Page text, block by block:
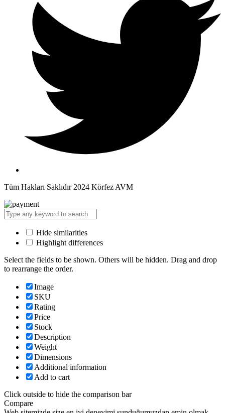
Tüm Hakları Saklıdır 2024 Körfez AVM
Hide similarities
Highlight differences
Select the fields to be shown. Others will be hidden. Drag and drop
to rearrange the order.
Image
SKU
Rating
Price
Stock
Description
Weight
Dimensions
Additional information
Add to cart
Click outside to hide the comparison bar
Compare